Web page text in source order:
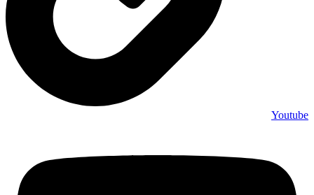
Youtube